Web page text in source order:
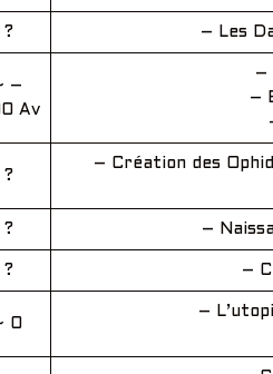
? – Les
–
Av
–
–
?
– Création des
? –
? –
0
–